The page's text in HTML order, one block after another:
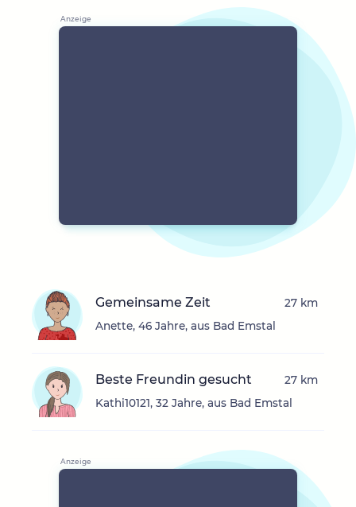
Gemeinsame Zeit
Anette, 46 Jahre, aus Bad Emstal
27 km
Beste Freundin gesucht
Kathi10121, 32 Jahre, aus Bad Emstal
27 km